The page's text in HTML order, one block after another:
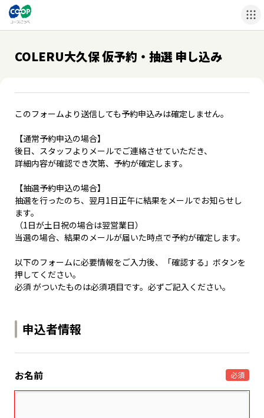
COLERU大久保 仮予約・抽選 申し込み
このフォームより送信しても予約申込みは確定しません。
【通常予約申込の場合】
後日、スタッフよりメールでご連絡させていただき、
詳細内容が確認でき次第、予約が確定します。
【抽選予約申込の場合】
抽選を行ったのち、翌月1日正午に結果をメールでお知らせし
ます。
（1日が土日祝の場合は翌営業日）
当選の場合、結果のメールが届いた時点で予約が確定します。
以下のフォームに必要情報をご入力後、「確認する」ボタンを
押してください。
必須 がついたものは必須項目です。必ずご記入ください。
申込者情報
お名前 必須